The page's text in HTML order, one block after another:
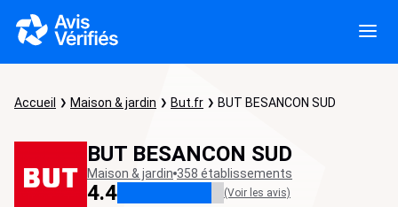
Accueil Maison & jardin But.fr BUT BESANCON SUD
BUT BESANCON SUD
Maison & jardin 358 établissements
4.4 (Voir les avis)